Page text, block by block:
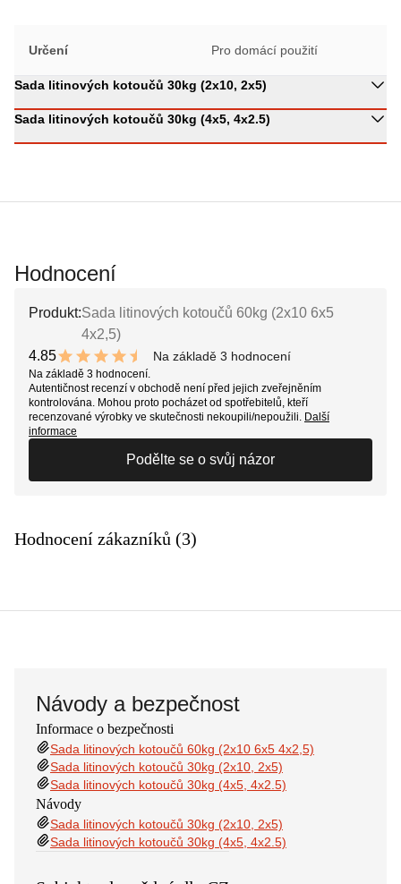
Určení Pro domácí použití
Sada litinových kotoučů 30kg (2x10, 2x5)
​Sada litinových kotoučů 30kg (4x5, 4x2.5)
Hodnocení
Produkt:Sada litinových kotoučů 60kg (2x10 6x5
4x2,5)
4.85
9.7 out of 10 stars
Na základě 3 hodnocení
Na základě 3 hodnocení.
Autentičnost recenzí v obchodě není před jejich zveřejněním
kontrolována. Mohou proto pocházet od spotřebitelů, kteří
recenzované výrobky ve skutečnosti nekoupili/nepoužili. Další
informace
Podělte se o svůj názor
Hodnocení zákazníků (3)
Návody a bezpečnost
Informace o bezpečnosti
Sada litinových kotoučů 60kg (2x10 6x5 4x2,5)
Sada litinových kotoučů 30kg (2x10, 2x5)
​Sada litinových kotoučů 30kg (4x5, 4x2.5)
Návody
Sada litinových kotoučů 30kg (2x10, 2x5)
​Sada litinových kotoučů 30kg (4x5, 4x2.5)